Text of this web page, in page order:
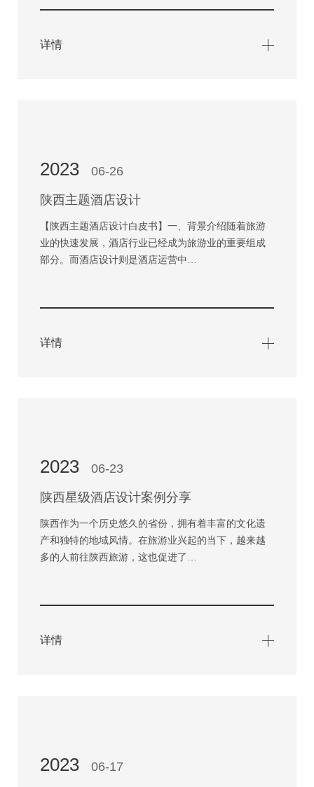
详情
2023 06-26
陕西主题酒店设计
【陕西主题酒店设计白皮书】一、背景介绍随着旅游
业的快速发展，酒店行业已经成为旅游业的重要组成
部分。而酒店设计则是酒店运营中…
详情
2023 06-23
陕西星级酒店设计案例分享
陕西作为一个历史悠久的省份，拥有着丰富的文化遗
产和独特的地域风情。在旅游业兴起的当下，越来越
多的人前往陕西旅游，这也促进了…
详情
2023 06-17